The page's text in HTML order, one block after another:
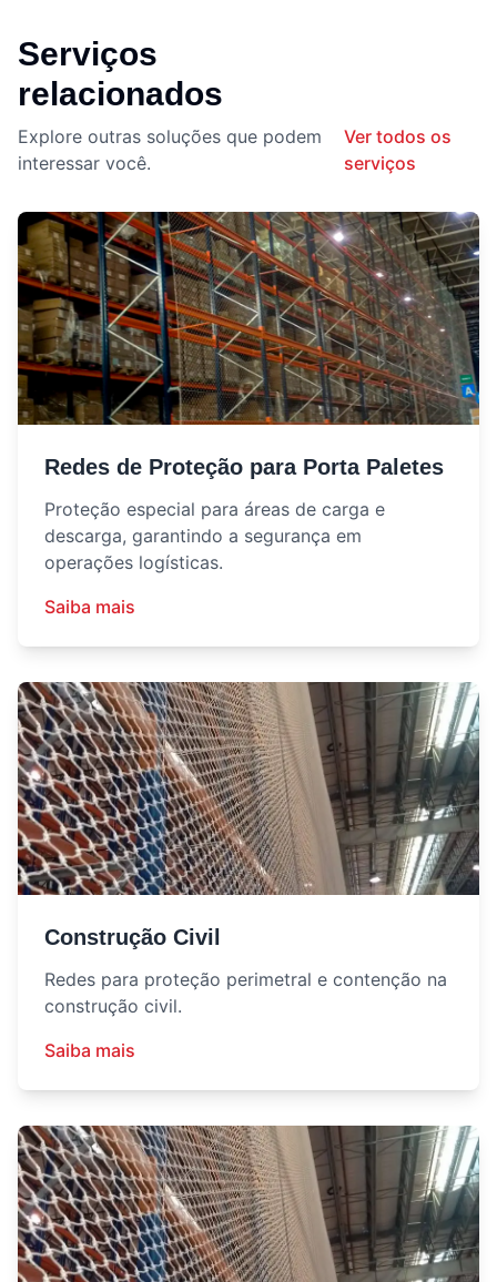
Serviços
relacionados
Explore outras soluções que podem
interessar você.
Ver todos os
serviços
Redes de Proteção para Porta Paletes
Proteção especial para áreas de carga e
descarga, garantindo a segurança em
operações logísticas.
Saiba mais
Construção Civil
Redes para proteção perimetral e contenção na
construção civil.
Saiba mais